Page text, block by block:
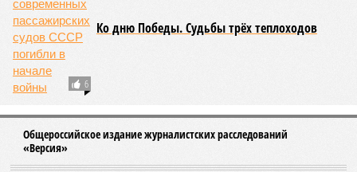
6
Ко дню Победы. Судьбы трёх теплоходов
Общероссийское издание журналистских расследований
«Версия»